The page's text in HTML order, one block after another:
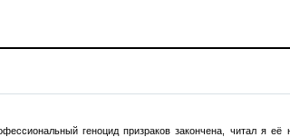
геноцид призраков закончена, читал я